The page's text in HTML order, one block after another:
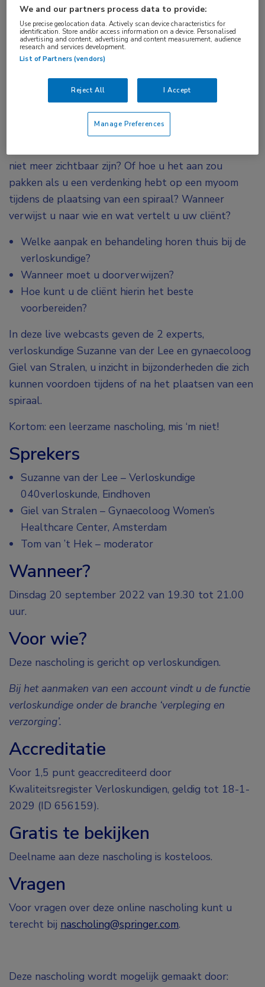
20 september 2022
heeft deze
uitzending live plaats gevonden. Uitzending
gemist? U kunt de webcast nu on demand
Heeft u zich weleens afgevraagd hoe u het beste
niet meer zichtbaar zijn? Of hoe u het aan zou
pakken als u een verdenking hebt op een myoom
tijdens de plaatsing van een spiraal? Wanneer
verwijst u naar wie en wat vertelt u uw cliënt?
Welke aanpak en behandeling horen thuis bij de
verloskundige?
Wanneer moet u doorverwijzen?
Hoe kunt u de cliënt hierin het beste
voorbereiden?
In deze live webcasts geven de 2 experts,
verloskundige Suzanne van der Lee en gynaecoloog
Giel van Stralen, u inzicht in bijzonderheden die zich
kunnen voordoen tijdens of na het plaatsen van een
spiraal.
Kortom: een leerzame nascholing, mis ‘m niet!
Sprekers
Suzanne van der Lee – Verloskundige
040verloskunde, Eindhoven
Giel van Stralen – Gynaecoloog Women’s
Healthcare Center, Amsterdam
Tom van ’t Hek – moderator
Wanneer?
Dinsdag 20 september 2022 van 19.30 tot 21.00
uur.
Voor wie?
Deze nascholing is gericht op verloskundigen.
Bij het aanmaken van een account vindt u de functie
verloskundige onder de branche ‘verpleging en
verzorging’.
Accreditatie
Voor 1,5 punt geaccrediteerd door
Kwaliteitsregister Verloskundigen, geldig tot 18-1-
2029 (ID 656159).
Gratis te bekijken
Deelname aan deze nascholing is kosteloos.
Vragen
Voor vragen over deze online nascholing kunt u
terecht bij nascholing@springer.com.
Deze nascholing wordt mogelijk gemaakt door:
We and our partners process data to provide:
Use precise geolocation data. Actively scan device characteristics for
identification. Store and/or access information on a device. Personalised
advertising and content, advertising and content measurement, audience
research and services development.
List of Partners (vendors)
Reject All I Accept
Manage Preferences